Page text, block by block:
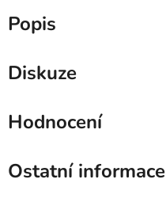
Popis
Diskuze
Hodnocení
Ostatní informace